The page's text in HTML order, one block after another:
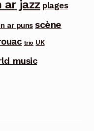
ar jazz plages
ar puns scène
trio UK
music